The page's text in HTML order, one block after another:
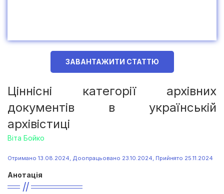
ЗАВАНТАЖИТИ СТАТТЮ
Ціннісні категорії архівних
документів в українській
архівістиці
Віта Бойко
Отримано 13.08.2024, Доопрацьовано 23.10.2024, Прийнято 25.11.2024
Анотація